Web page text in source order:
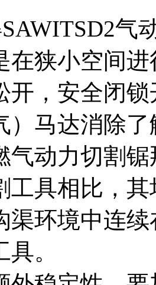
气
在狭小空间
开，安全闭
）马达消除
气动力切割
工具相比，
渠环境中连
。